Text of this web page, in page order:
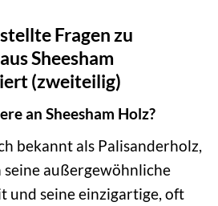
Fragen zu
Sheesham
(zweiteilig)
an Sheesham Holz?
bekannt als Palisanderholz,
seine außergewöhnliche
und seine einzigartige, oft